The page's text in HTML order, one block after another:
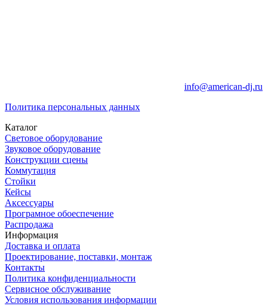
info@american-dj.ru
Политика персональных данных
Каталог
Световое оборудование
Звуковое оборудование
Конструкции сцены
Коммутация
Стойки
Кейсы
Аксессуары
Програмное обоеспечение
Распродажа
Информация
Доставка и оплата
Проектирование, поставки, монтаж
Контакты
Политика конфиденциальности
Сервисное обслуживание
Условия использования информации